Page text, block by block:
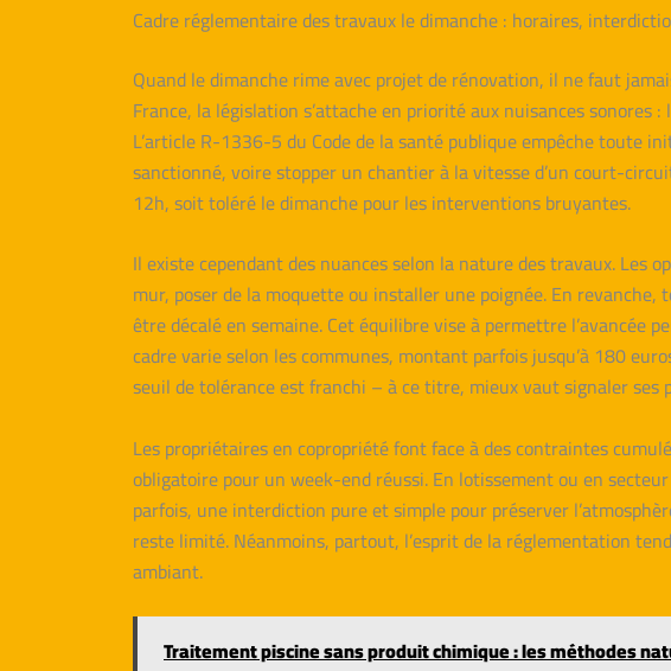
Cadre réglementaire des travaux le dimanche : horaires,
Quand le dimanche rime avec projet de rénovation, il ne faut
France, la législation s’attache en priorité aux nuisances
L’article R-1336-5 du Code de la santé publique empêche
sanctionné, voire stopper un chantier à la vitesse d’un court-
12h, soit toléré le dimanche pour les interventions bruyantes.
Il existe cependant des nuances selon la nature des travaux.
mur, poser de la moquette ou installer une poignée. En
être décalé en semaine. Cet équilibre vise à permettre
cadre varie selon les communes, montant parfois jusqu’à 180
seuil de tolérance est franchi – à ce titre, mieux vaut signaler
Les propriétaires en copropriété font face à des contraintes
obligatoire pour un week-end réussi. En lotissement ou en
parfois, une interdiction pure et simple pour préserver
reste limité. Néanmoins, partout, l’esprit de la réglementation
ambiant.
Traitement piscine sans produit chimique : les méthodes